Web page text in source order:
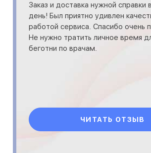
Заказ и доставка нужной справки
день! Был приятно удивлен
работой сервиса. Спасибо очень
Не нужно тратить личное время
беготни по врачам.
ЧИТАТЬ ОТЗЫВ